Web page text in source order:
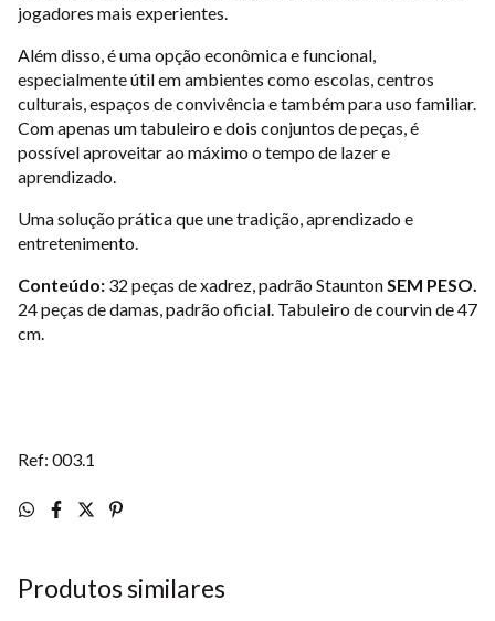
jogadores mais experientes.
Além disso, é uma opção econômica e funcional,
especialmente útil em ambientes como escolas, centros
culturais, espaços de convivência e também para uso familiar.
Com apenas um tabuleiro e dois conjuntos de peças, é
possível aproveitar ao máximo o tempo de lazer e
aprendizado.
Uma solução prática que une tradição, aprendizado e
entretenimento.
Conteúdo: 32 peças de xadrez, padrão StauntonSEM PESO.
24 peças de damas, padrão oficial. Tabuleiro de courvin de 47
cm.
Ref: 003.1
Produtos similares